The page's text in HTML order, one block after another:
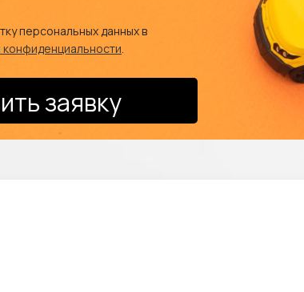
персональных данных в
заявку